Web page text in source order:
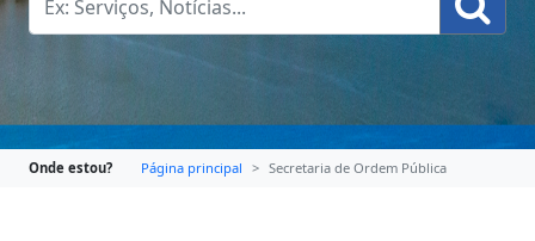
Onde estou? Página principal Secretaria de Ordem Pública